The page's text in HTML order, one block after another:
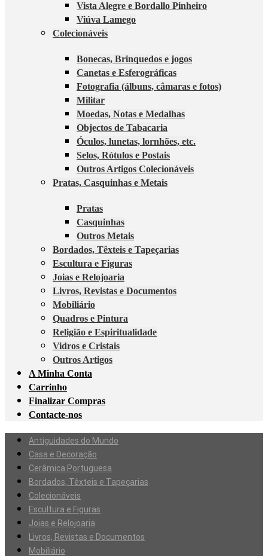
Vista Alegre e Bordallo Pinheiro
Viúva Lamego
Colecionáveis
Bonecas, Brinquedos e jogos
Canetas e Esferográficas
Fotografia (álbuns, câmaras e fotos)
Militar
Moedas, Notas e Medalhas
Objectos de Tabacaria
Óculos, lunetas, lornhões, etc.
Selos, Rótulos e Postais
Outros Artigos Colecionáveis
Pratas, Casquinhas e Metais
Pratas
Casquinhas
Outros Metais
Bordados, Têxteis e Tapeçarias
Escultura e Figuras
Joias e Relojoaria
Livros, Revistas e Documentos
Mobiliário
Quadros e Pintura
Religião e Espiritualidade
Vidros e Cristais
Outros Artigos
A Minha Conta
Carrinho
Finalizar Compras
Contacte-nos
Antiguidades do Mundo
Casa e Decoração
Cerâmica Portuguesa
Bordados, Têxteis e Tapeçarias
Colecionáveis
Escultura e Figuras
Joias e Relojoaria
Livros, Revistas e Documentos
Mobiliário